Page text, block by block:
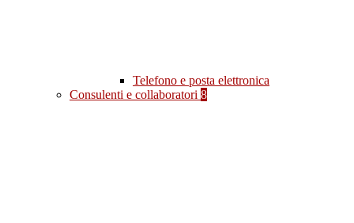
Telefono e posta elettronica
Consulenti e collaboratori 8